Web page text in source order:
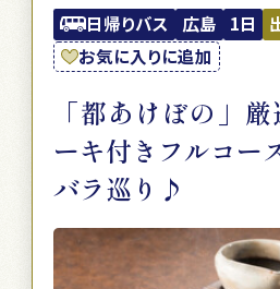
日帰りバス 広島 1日
お気に入りに追加
「都あけぼの」
ーキ付きフルコー
バラ巡り♪